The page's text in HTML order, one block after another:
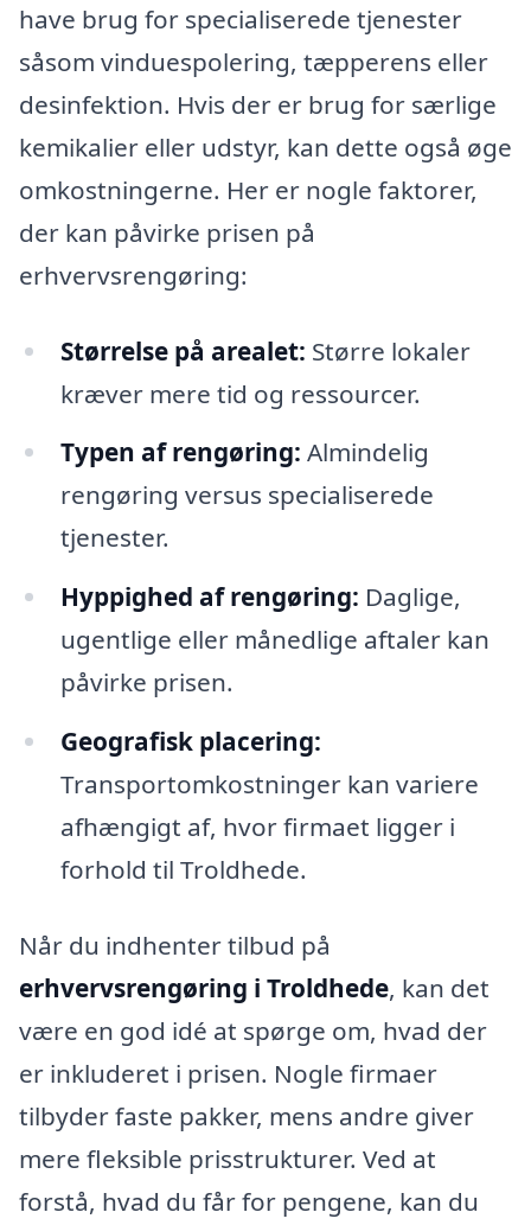
have brug for specialiserede tjenester
såsom vinduespolering, tæpperens eller
desinfektion. Hvis der er brug for særlige
kemikalier eller udstyr, kan dette også øge
omkostningerne. Her er nogle faktorer,
der kan påvirke prisen på
erhvervsrengøring:
Størrelse på arealet: Større lokaler
kræver mere tid og ressourcer.
Typen af rengøring: Almindelig
rengøring versus specialiserede
tjenester.
Hyppighed af rengøring: Daglige,
ugentlige eller månedlige aftaler kan
påvirke prisen.
Geografisk placering:
Transportomkostninger kan variere
afhængigt af, hvor firmaet ligger i
forhold til Troldhede.
Når du indhenter tilbud på
erhvervsrengøring i Troldhede, kan det
være en god idé at spørge om, hvad der
er inkluderet i prisen. Nogle firmaer
tilbyder faste pakker, mens andre giver
mere fleksible prisstrukturer. Ved at
forstå, hvad du får for pengene, kan du